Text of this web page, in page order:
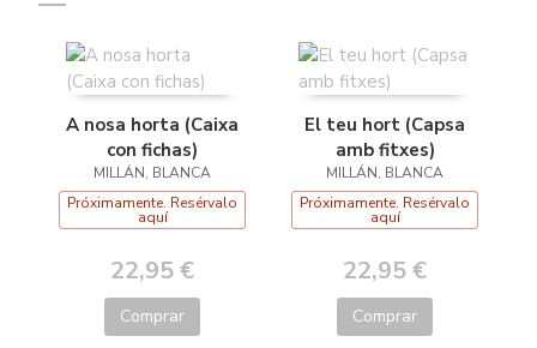
A nosa horta (Caixa
con fichas)
MILLÁN, BLANCA
Próximamente. Resérvalo
aquí
22,95 €
Comprar
El teu hort (Capsa
amb fitxes)
MILLÁN, BLANCA
Próximamente. Resérvalo
aquí
22,95 €
Comprar